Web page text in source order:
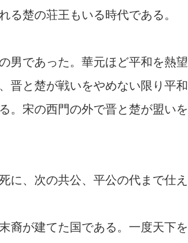
る楚の荘王もいる時代である。
男であった。華元ほど平和を熱
晋と楚が戦いをやめない限り平
。宋の西門の外で晋と楚が盟い
に、次の共公、平公の代まで仕
裔が建てた国である。一度天下